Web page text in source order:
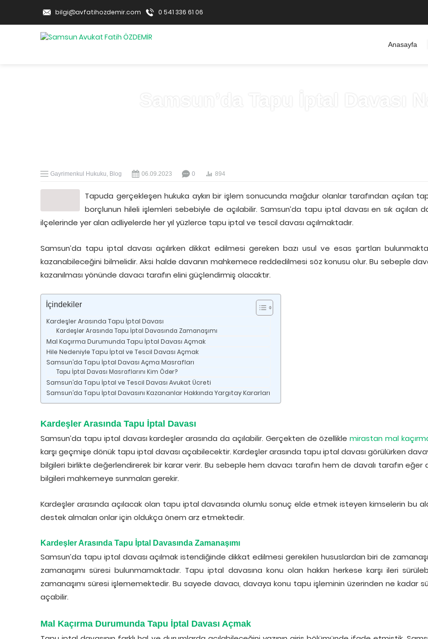
bilgi@avfatihozdemir.com 0 541 336 61 06
Anasayfa
Samsun’da Tapu İptal Davası
Gayrimenkul Hukuku, Blog 06.09.2023 0 894
Tapuda gerçekleşen hukuka aykırı bir işlem sonucunda mağdur olanlar tarafından açılan
borçlunun hileli işlemleri sebebiyle de açılabilir. Samsun’da tapu iptal davası en sık açılan
ilçelerinde yer alan adliyelerde her yıl yüzlerce tapu iptal ve tescil davası açılmaktadır.
Samsun’da tapu iptal davası açılırken dikkat edilmesi gereken bazı usul ve esas şartları
kazanabileceğini bilmelidir. Aksi halde davanın mahkemece reddedilmesi söz konusu olur. Bu sebeple
kazanılması yönünde davacı tarafın elini güçlendirmiş olacaktır.
İçindekiler
Kardeşler Arasında Tapu İptal Davası
Kardeşler Arasında Tapu İptal Davasında Zamanaşımı
Mal Kaçırma Durumunda Tapu İptal Davası Açmak
Hile Nedeniyle Tapu İptal ve Tescil Davası Açmak
Samsun’da Tapu İptal Davası Açma Masrafları
Tapu İptal Davası Masraflarını Kim Öder?
Samsun’da Tapu İptal ve Tescil Davası Avukat Ücreti
Samsun’da Tapu İptal Davasını Kazananlar Hakkında Yargıtay Kararları
Kardeşler Arasında Tapu İptal Davası
Samsun’da tapu iptal davası kardeşler arasında da açılabilir. Gerçekten de özelliklemirastan mal
karşı geçmişe dönük tapu iptal davası açabilecektir. Kardeşler arasında tapu iptal davası görülürken
bilgileri birlikte değerlendirerek bir karar verir. Bu sebeple hem davacı tarafın hem de davalı tarafın
bilgileri mahkemeye sunmaları gerekir.
Kardeşler arasında açılacak olan tapu iptal davasında olumlu sonuç elde etmek isteyen kimselerin bu
destek almaları onlar için oldukça önem arz etmektedir.
Kardeşler Arasında Tapu İptal Davasında Zamanaşımı
Samsun’da tapu iptal davası açılmak istendiğinde dikkat edilmesi gerekilen hususlardan biri de
zamanaşımı süresi bulunmamaktadır. Tapu iptal davasına konu olan hakkın herkese karşı ileri
zamanaşımı süresi işlememektedir. Bu sayede davacı, davaya konu tapu işleminin üzerinden ne kadar
açabilir.
Mal Kaçırma Durumunda Tapu İptal Davası Açmak